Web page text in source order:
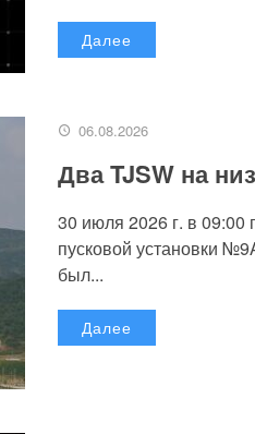
Далее
06.08.2026
Два TJSW на
30 июля 2026 г. в 09:00
пусковой установки
был...
Далее